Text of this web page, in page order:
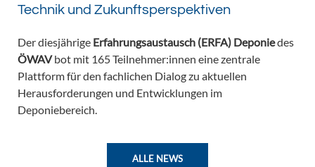
Technik und Zukunftsperspektiven
Der diesjährige Erfahrungsaustausch (ERFA) Deponiedes
ÖWAVbot mit 165 Teilnehmer:innen eine zentrale
Plattform für den fachlichen Dialog zu aktuellen
Herausforderungen und Entwicklungen im
Deponiebereich.
ALLE NEWS